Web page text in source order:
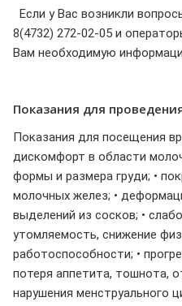
Если у Вас возникли
8(4732) 272-02-05 и
Вам необходимую
Показания для
Показания для посещения
дискомфорт в области
формы и размера груди; •
молочных желез; •
выделений из сосков; •
утомляемость, снижение
работоспособности; •
потеря аппетита, тошнота,
нарушения менструального